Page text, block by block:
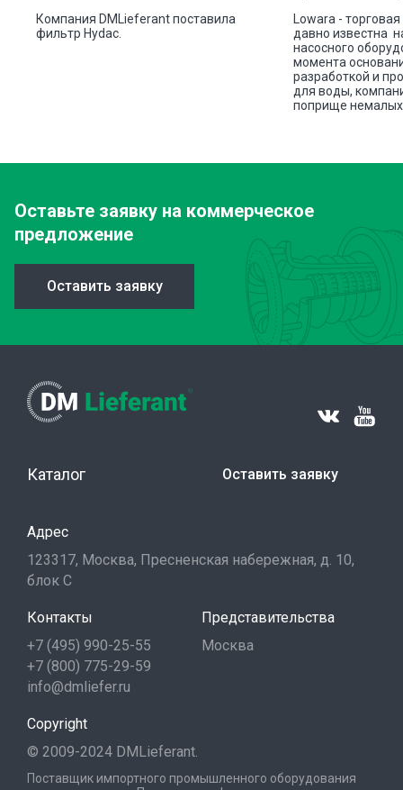
Компания DMLieferant поставила
фильтр Hydac.
Lowara -
давно известна
насосного
момента
разработкой и
для воды,
поприще немалых
Оставьте заявку на коммерческое
предложение
Оставить заявку
Каталог Оставить заявку
Адрес
123317, Москва, Пресненская набережная, д. 10,
блок С
Контакты
+7 (495) 990-25-55
+7 (800) 775-29-59
info@dmliefer.ru
Представительства
Москва
Copyright
© 2009-2024 DMLieferant.
Поставщик импортного промышленного оборудования